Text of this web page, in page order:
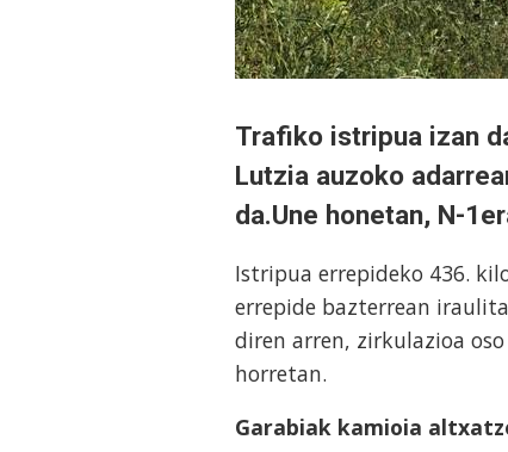
Trafiko istripua izan
Lutzia auzoko
da.Une honetan, N-
Istripua errepideko 436.
errepide bazterrean
diren arren, zirkulazioa
horretan.
Garabiak kamioia